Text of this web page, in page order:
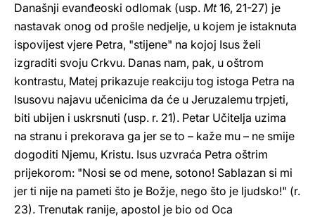
Današnji evanđeoski odlomak (usp. Mt16, 21-27) je
nastavak onog od prošle nedjelje, u kojem je istaknuta
ispovijest vjere Petra, "stijene" na kojoj Isus želi
izgraditi svoju Crkvu. Danas nam, pak, u oštrom
kontrastu, Matej prikazuje reakciju tog istoga Petra na
Isusovu najavu učenicima da će u Jeruzalemu trpjeti,
biti ubijen i uskrsnuti (usp. r. 21). Petar Učitelja uzima
na stranu i prekorava ga jer se to – kaže mu – ne smije
dogoditi Njemu, Kristu. Isus uzvraća Petra oštrim
prijekorom: "Nosi se od mene, sotono! Sablazan si mi
jer ti nije na pameti što je Božje, nego što je ljudsko!" (r.
23). Trenutak ranije, apostol je bio od Oca